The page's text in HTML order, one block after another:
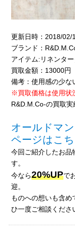
更新日時：2018/02/
ブランド：
アイテム:リネンタ
買取金額：13000円
備考：使用感の少な
※買取価格は使用状
R&D.M.Co-の買取実
オールドマ
ページはこ
今回ご紹介したお品
す。
今なら20%UPで
迎。
ものへの想いも含
ひ一度ご相談くださ